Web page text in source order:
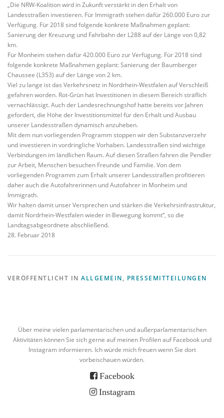
„Die NRW-Koalition wird in Zukunft verstärkt in den Erhalt von
Landesstraßen investieren. Für Immigrath stehen dafür 260.000 Euro zur
Verfügung. Für 2018 sind folgende konkrete Maßnahmen geplant:
Sanierung der Kreuzung und Fahrbahn der L288 auf der Länge von 0,82
km.
Für Monheim stehen dafür 420.000 Euro zur Verfügung. Für 2018 sind
folgende konkrete Maßnahmen geplant: Sanierung der Baumberger
Chaussee (L353) auf der Länge von 2 km.
Viel zu lange ist das Verkehrsnetz in Nordrhein-Westfalen auf Verschleiß
gefahren worden. Rot-Grün hat Investitionen in diesem Bereich sträflich
vernachlässigt. Auch der Landesrechnungshof hatte bereits vor Jahren
gefordert, die Höhe der Investitionsmittel für den Erhalt und Ausbau
unserer Landesstraßen dynamisch anzuheben.
Mit dem nun vorliegenden Programm stoppen wir den Substanzverzehr
und investieren in vordringliche Vorhaben. Landesstraßen sind wichtige
Verbindungen im ländlichen Raum. Auf diesen Straßen fahren die Pendler
zur Arbeit, Menschen besuchen Freunde und Familie. Von dem
vorliegenden Programm zum Erhalt unserer Landesstraßen profitieren
daher auch die Autofahrerinnen und Autofahrer in Monheim und
Immigrath.
Wir halten damit unser Versprechen und stärken die Verkehrsinfrastruktur,
damit Nordrhein-Westfalen wieder in Bewegung kommt“, so die
Landtagsabgeordnete abschließend.
28. Februar 2018
VERÖFFENTLICHT IN ALLGEMEIN, PRESSEMITTEILUNGEN
Über meine vielen parlamentarischen und außerparlamentarischen
Aktivitäten können Sie sich gerne auf meinen Profilen auf Facebook und
Instagram informieren. Ich würde mich freuen wenn Sie dort
vorbeischauen würden.
Facebook
Instagram